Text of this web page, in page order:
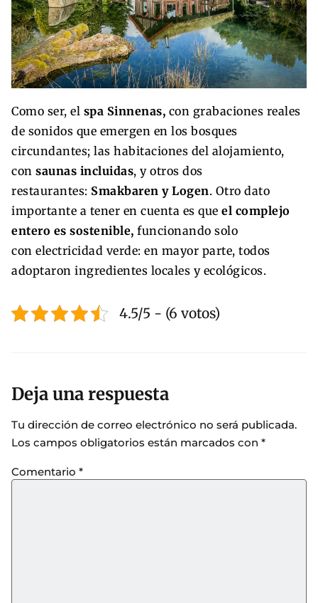
Como ser, el spa Sinnenas, con grabaciones reales
de sonidos que emergen en los bosques
circundantes; las habitaciones del alojamiento,
con saunas incluidas, y otros dos
restaurantes: Smakbaren y Logen. Otro dato
importante a tener en cuenta es que el complejo
entero es sostenible, funcionando solo
con electricidad verde: en mayor parte, todos
adoptaron ingredientes locales y ecológicos.
4.5/5 - (6 votos)
Deja una respuesta
Tu dirección de correo electrónico no será publicada.
Los campos obligatorios están marcados con *
Comentario *